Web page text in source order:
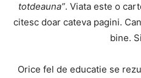
totdeauna”. Viata este o
citesc doar cateva pagini.
bine.
Orice fel de educatie se